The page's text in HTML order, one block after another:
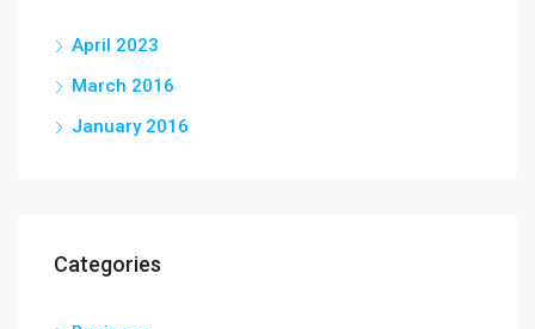
April 2023
March 2016
January 2016
Categories